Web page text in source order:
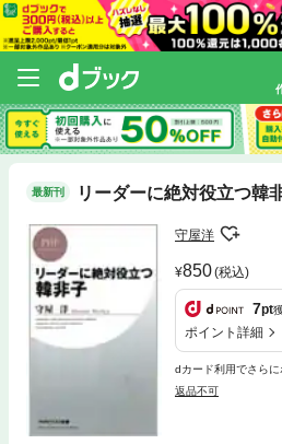
最新刊 リーダーに絶対役立つ韓
守屋洋
850(税込)
7pt
ポイント詳細
dカード利用でさら
返品不可